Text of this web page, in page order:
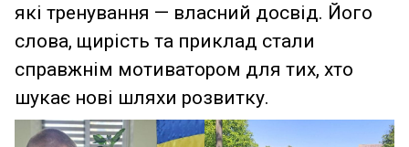
які тренування — власний досвід. Його
слова, щирість та приклад стали
справжнім мотиватором для тих, хто
шукає нові шляхи розвитку.